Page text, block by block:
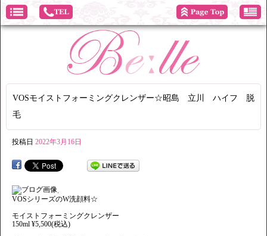
VOSモイストフォーミングクレンザー☆昭島 立川 ハイフ 脱
毛
投稿日 2022年3月16日
.
VOSシリーズのW洗顔料☆
モイストフォーミングクレンザー
150ml ¥5,500(税込)